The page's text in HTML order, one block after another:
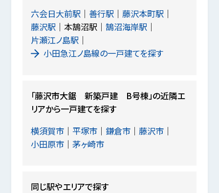
六会日大前駅
善行駅
藤沢本町駅
藤沢駅
本鵠沼駅
鵠沼海岸駅
片瀬江ノ島駅
小田急江ノ島線の一戸建てを探す
「藤沢市大鋸 新築戸建 B号棟」の近隣エ
リアから一戸建てを探す
横須賀市
平塚市 鎌倉市
藤沢市
小田原市
茅ヶ崎市
同じ駅やエリアで探す